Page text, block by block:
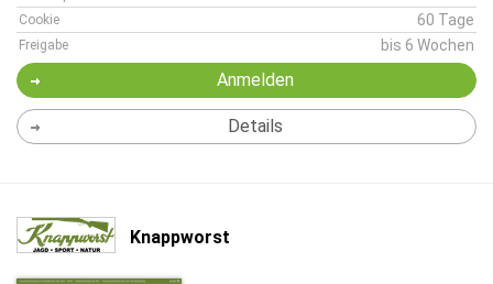
Cookie 60 Tage
Freigabe bis 6 Wochen
Anmelden
Details
Knappworst